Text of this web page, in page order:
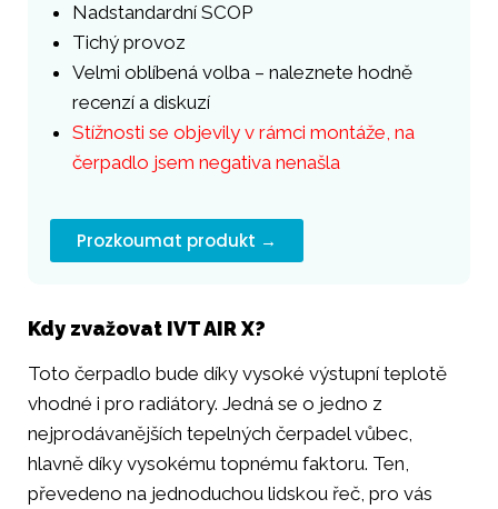
Nadstandardní SCOP
Tichý provoz
Velmi oblíbená volba – naleznete hodně
recenzí a diskuzí
Stížnosti se objevily v rámci montáže, na
čerpadlo jsem negativa nenašla
Prozkoumat produkt →
Kdy zvažovat IVT AIR X?
Toto čerpadlo bude díky vysoké výstupní teplotě
vhodné i pro radiátory. Jedná se o jedno z
nejprodávanějších tepelných čerpadel vůbec,
hlavně díky vysokému topnému faktoru. Ten,
převedeno na jednoduchou lidskou řeč, pro vás